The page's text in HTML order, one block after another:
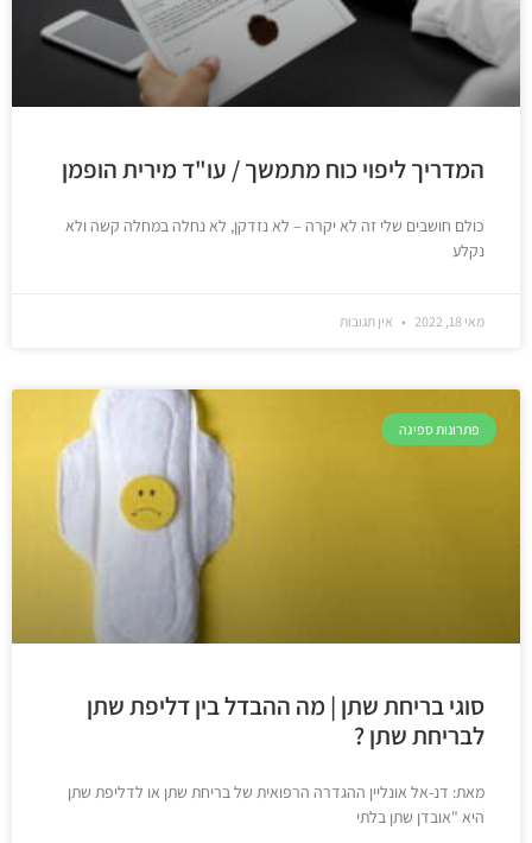
המדריך ליפוי כוח מתמשך / עו"ד מירית הופמן
כולם חושבים שלי זה לא יקרה – לא נזדקן, לא נחלה במחלה קשה ולא
נקלע
מאי 18, 2022 אין תגובות
פתרונות ספיגה
סוגי בריחת שתן | מה ההבדל בין דליפת שתן
לבריחת שתן ?
מאת: דנ-אל אונליין ההגדרה הרפואית של בריחת שתן או לדליפת שתן
היא "אובדן שתן בלתי